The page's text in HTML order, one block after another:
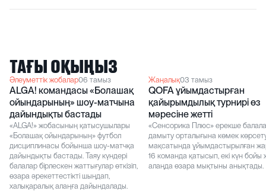
ТАҒЫ ОҚЫҢЫЗ
Әлеуметтік жобалар06 тамыз
ALGA! командасы «Болашақ
ойындарының» шоу-матчына
дайындықты бастады
«ALGA!» жобасының қатысушылары
«Болашақ ойындарының» футбол
дисциплинасы бойынша шоу-матчқа
дайындықты бастады. Таяу күндері
балалар бірлескен жаттығулар өткізіп,
өзара әрекеттестікті шыңдап,
халықаралық алаңға дайындалады.
Жаңалық03 тамыз
QOFA ұйымдастырған
қайырымдылық турнирі өз
мәресіне жетті
«Сенсорика Плюс» ерекше
дамыту орталығына көмек
мақсатында ұйымдастырылған
16 команда қатысып, екі күн бойы
алаңда өзара мықтыны анықтады.